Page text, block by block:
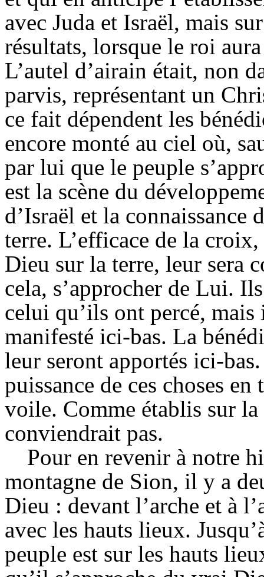
avec Juda et Israël, mais
résultats, lorsque le roi
L’autel d’airain était, non
parvis, représentant un
ce fait dépendent les
encore monté au ciel où,
par lui que le peuple
est la scène du
d’Israël et la connaissance
terre. L’efficace de la
Dieu sur la terre, leur sera
cela, s’approcher de Lui.
celui qu’ils ont percé,
manifesté ici-bas. La
leur seront apportés ici-
puissance de ces choses
voile. Comme établis sur
conviendrait pas.
Pour en revenir à notre
montagne de Sion, il y a
Dieu : devant l’arche et à
avec les hauts lieux.
peuple est sur les hauts